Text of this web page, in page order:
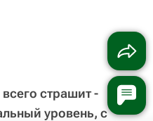
страшит -
уровень, с